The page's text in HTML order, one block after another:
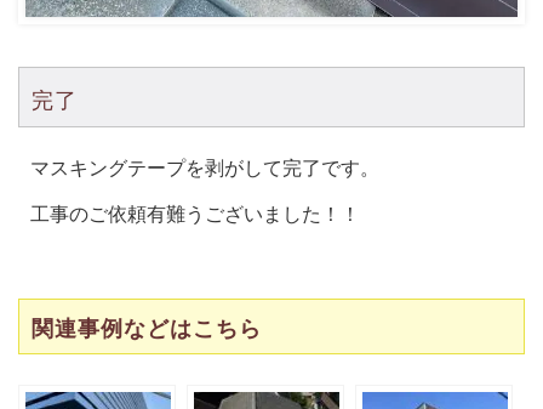
完了
マスキングテープを剥がして完了です。
工事のご依頼有難うございました！！
関連事例などはこちら